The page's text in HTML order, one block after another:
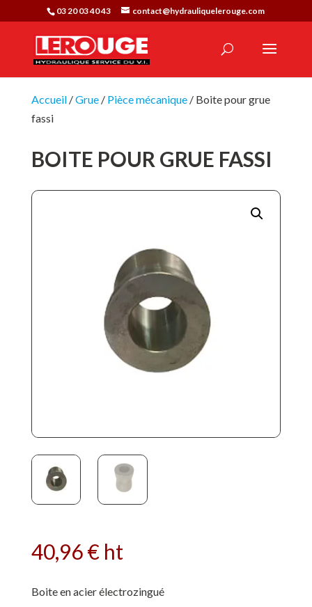
03 20 03 40 43 contact@hydrauliquelerouge.com
Accueil/Grue/ Pièce mécanique/ Boite pour grue
fassi
BOITE POUR GRUE FASSI
40,96€ ht
Boite en acier électrozingué